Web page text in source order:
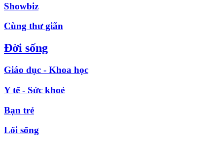
Showbiz
Cùng thư giãn
Đời sống
Giáo dục - Khoa học
Y tế - Sức khoẻ
Bạn trẻ
Lối sống